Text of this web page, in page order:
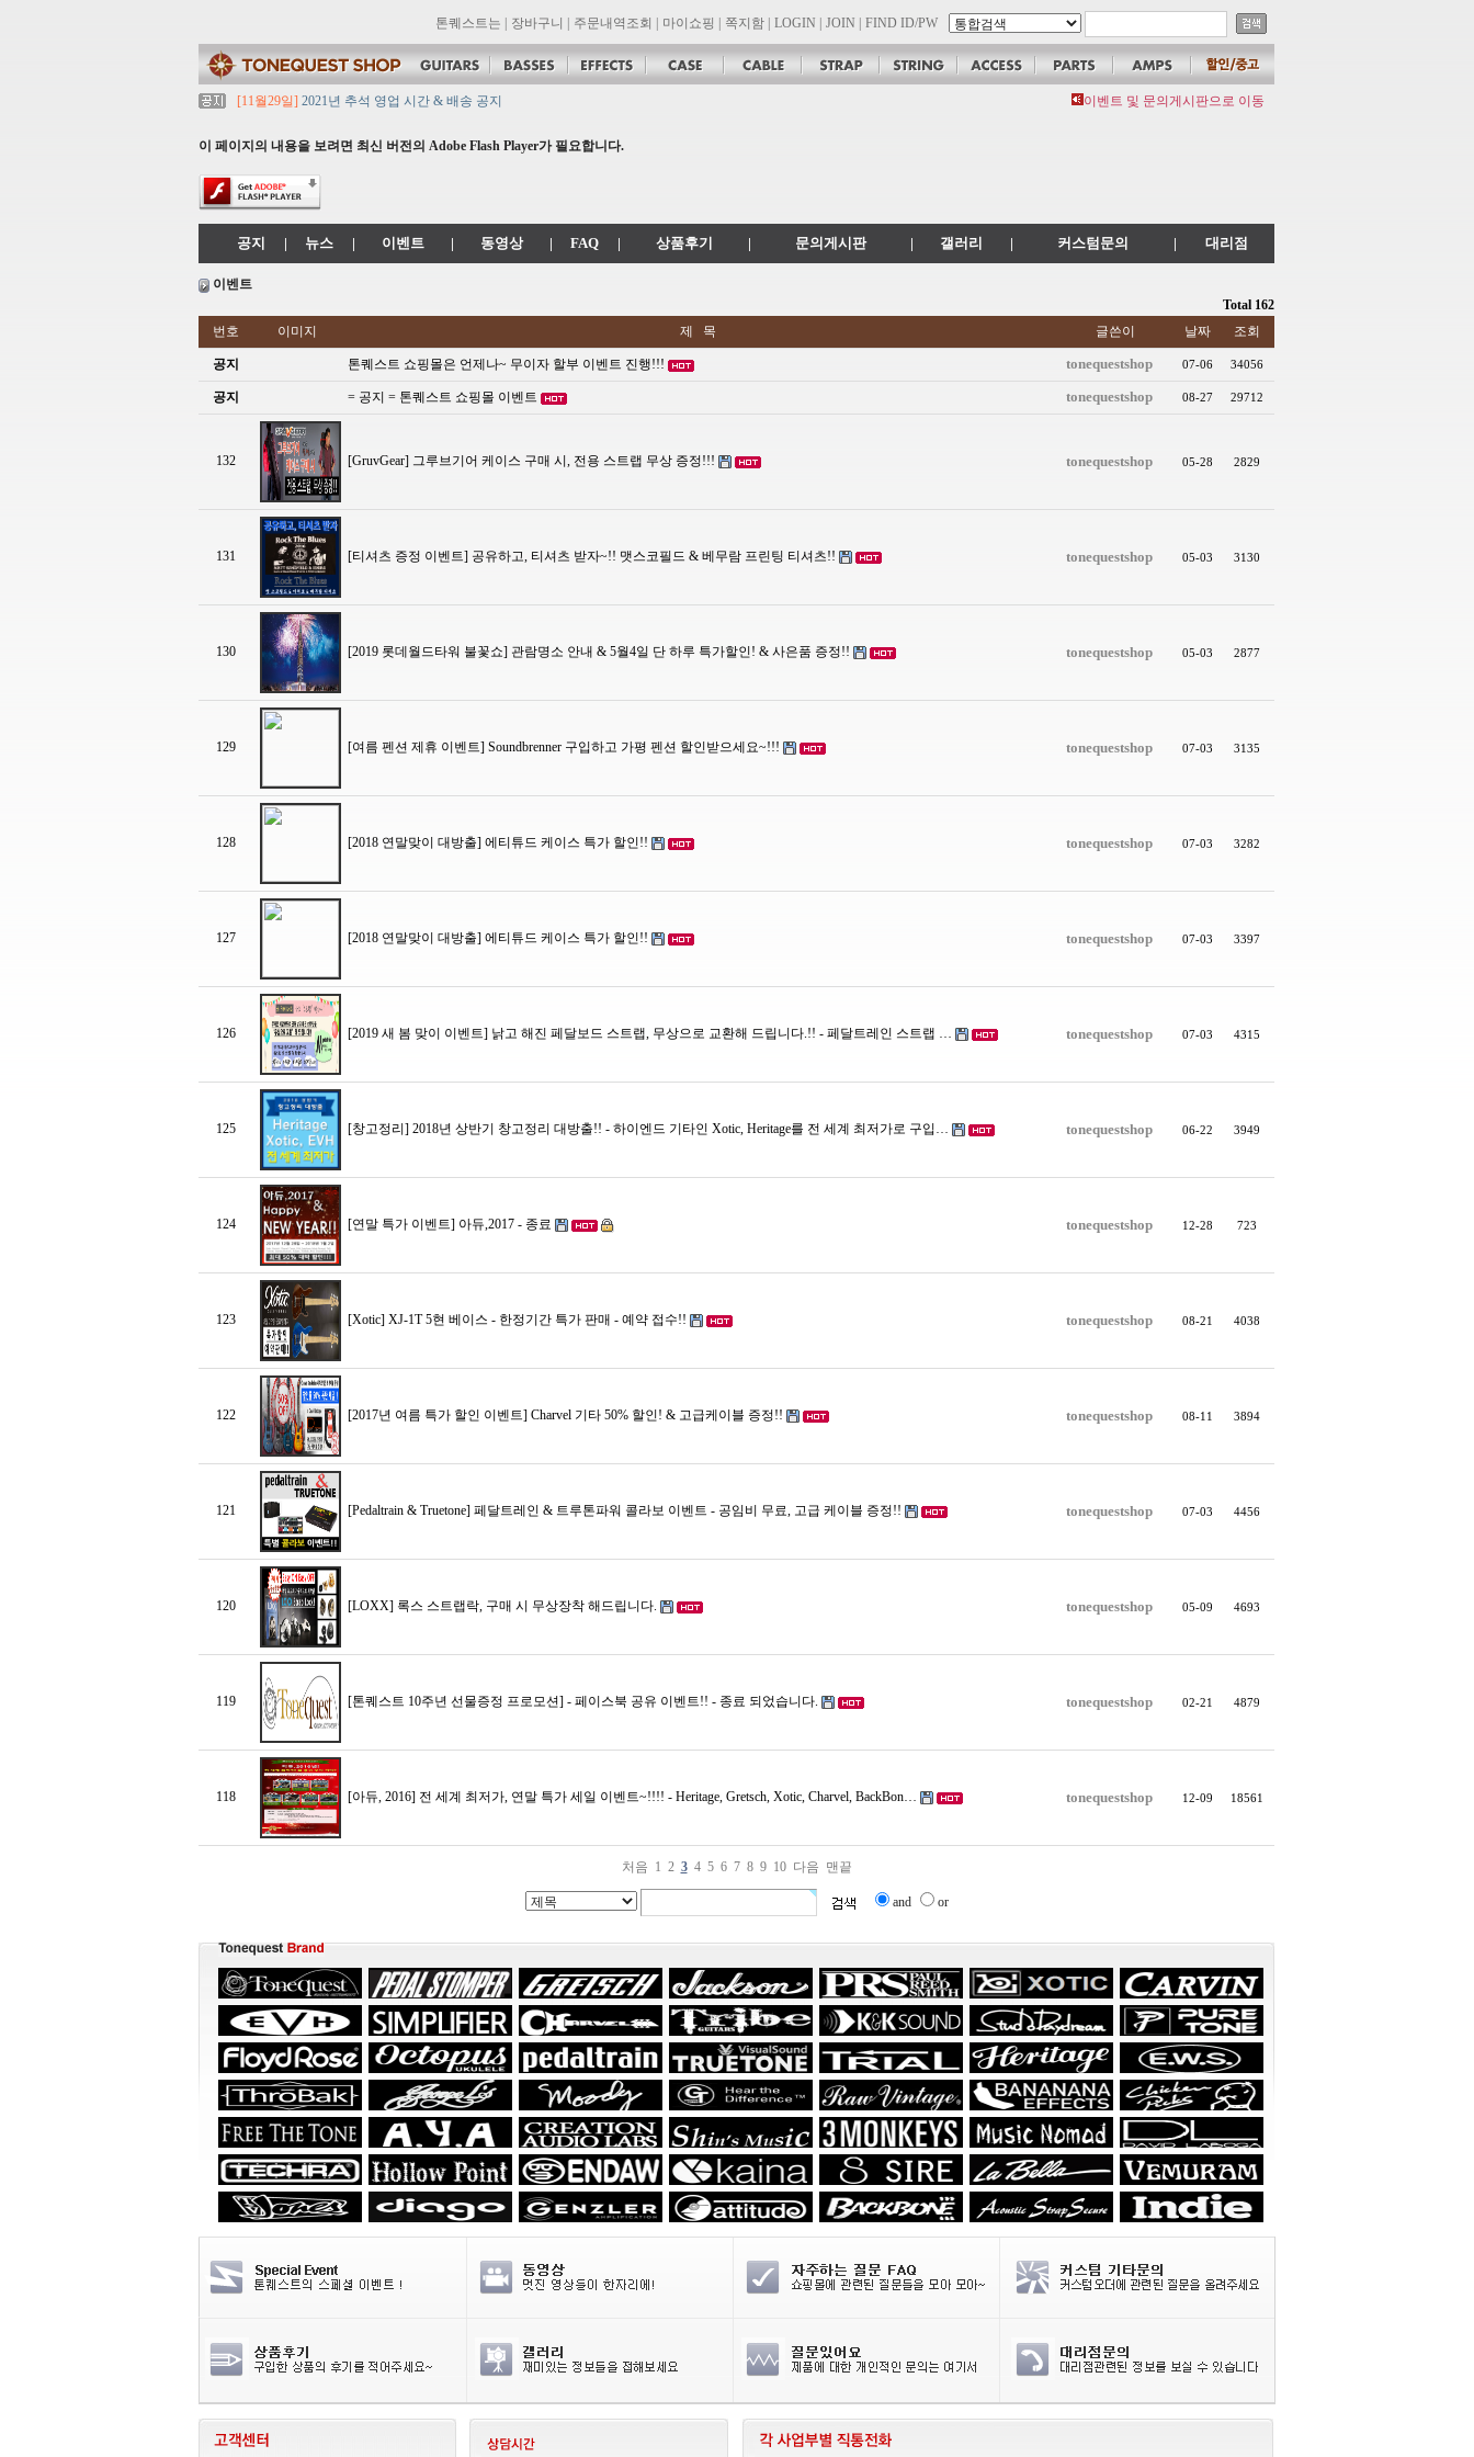
톤퀘스트는 장바구니 주문내역조회 마이쇼핑 쪽지함 LOGIN JOIN FIND ID/PW
[11월29일] 2021년 추석 영업 시간 & 배송 공지
[11월29일]2021년 설 영업 시간 & 배송 공지
[11월29일]
톤퀘스트 10월 휴무일 안내입니다.
이벤트 및 문의게시판으로 이동
이 페이지의 내용을 보려면 최신 버전의 Adobe Flash Player가 필요합니다.
공지 | 뉴스 | 이벤트 | 동영상 | FAQ | 상품후기 | 문의게시판 | 갤러리 | 커스텀문의 | 대리점
이벤트
Total 162
번호
이미지 제 목 글쓴이 날짜 조회
공지 톤퀘스트 쇼핑몰은 언제나~ 무이자 할부 이벤트 진행!!! tonequestshop 07-06 34056
공지 = 공지 = 톤퀘스트 쇼핑몰 이벤트 tonequestshop 08-27 29712
132 [GruvGear] 그루브기어 케이스 구매 시, 전용 스트랩 무상 증정!!! tonequestshop 05-28 2829
131 [티셔츠 증정 이벤트] 공유하고, 티셔츠 받자~!! 맷스코필드 & 베무람 프린팅 티셔츠!! tonequestshop 05-03 3130
130 [2019 롯데월드타워 불꽃쇼] 관람명소 안내 & 5월4일 단 하루 특가할인! & 사은품 증정!! tonequestshop 05-03 2877
129 [여름 펜션 제휴 이벤트] Soundbrenner 구입하고 가평 펜션 할인받으세요~!!! tonequestshop 07-03 3135
128 [2018 연말맞이 대방출] 에티튜드 케이스 특가 할인!! tonequestshop 07-03 3282
127 [2018 연말맞이 대방출] 에티튜드 케이스 특가 할인!! tonequestshop 07-03 3397
126 [2019 새 봄 맞이 이벤트] 낡고 해진 페달보드 스트랩, 무상으로 교환해 드립니다.!! - 페달트레인 스트랩 … tonequestshop 07-03 4315
125 [창고정리] 2018년 상반기 창고정리 대방출!! - 하이엔드 기타인 Xotic, Heritage를 전 세계 최저가로 구입… tonequestshop 06-22 3949
124 [연말 특가 이벤트] 아듀,2017 - 종료 tonequestshop 12-28 723
123 [Xotic] XJ-1T 5현 베이스 - 한정기간 특가 판매 - 예약 접수!! tonequestshop 08-21 4038
122 [2017년 여름 특가 할인 이벤트] Charvel 기타 50% 할인! & 고급케이블 증정!! tonequestshop 08-11 3894
121 [Pedaltrain & Truetone] 페달트레인 & 트루톤파워 콜라보 이벤트 - 공임비 무료, 고급 케이블 증정!! tonequestshop 07-03 4456
120 [LOXX] 록스 스트랩락, 구매 시 무상장착 해드립니다. tonequestshop 05-09 4693
119 [톤퀘스트 10주년 선물증정 프로모션] - 페이스북 공유 이벤트!! - 종료 되었습니다. tonequestshop 02-21 4879
118 [아듀, 2016] 전 세계 최저가, 연말 특가 세일 이벤트~!!!! - Heritage, Gretsch, Xotic, Charvel, BackBon… tonequestshop 12-09 18561
처음 1 2 3 4 5 6 7 8 9 10 다음 맨끝
and or